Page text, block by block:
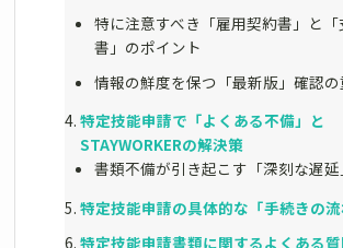
特に注意すべき「雇用契約書」と「
書」のポイント
情報の鮮度を保つ「最新版」確認の
特定技能申請で「よくある不備」と
STAYWORKERの解決策
書類不備が引き起こす「深刻な遅
特定技能申請の具体的な「手続きの
特定技能申請書類に関するよくある質